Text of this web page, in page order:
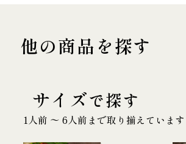
他の商品を探す
サイズで探す
1人前 〜 6人前まで取り揃えています